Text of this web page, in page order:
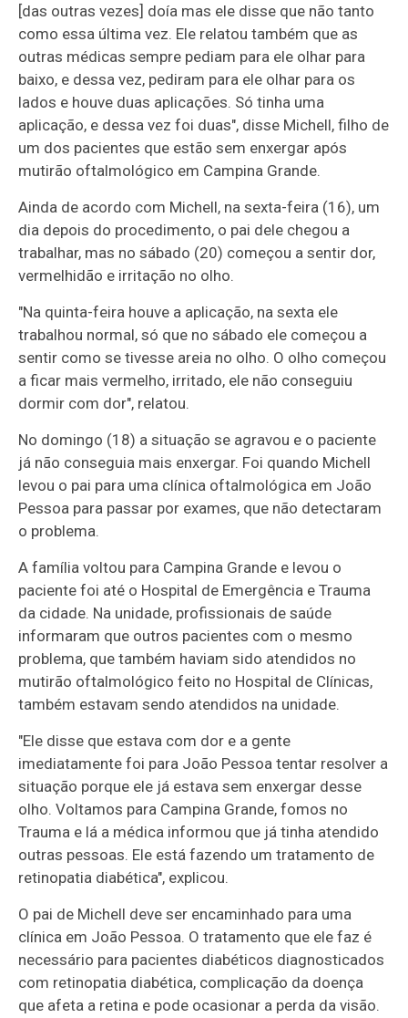
[das outras vezes] doía mas ele disse que não tanto
como essa última vez. Ele relatou também que as
outras médicas sempre pediam para ele olhar para
baixo, e dessa vez, pediram para ele olhar para os
lados e houve duas aplicações. Só tinha uma
aplicação, e dessa vez foi duas", disse Michell, filho de
um dos pacientes que estão sem enxergar após
mutirão oftalmológico em Campina Grande.
Ainda de acordo com Michell, na sexta-feira (16), um
dia depois do procedimento, o pai dele chegou a
trabalhar, mas no sábado (20) começou a sentir dor,
vermelhidão e irritação no olho.
"Na quinta-feira houve a aplicação, na sexta ele
trabalhou normal, só que no sábado ele começou a
sentir como se tivesse areia no olho. O olho começou
a ficar mais vermelho, irritado, ele não conseguiu
dormir com dor", relatou.
No domingo (18) a situação se agravou e o paciente
já não conseguia mais enxergar. Foi quando Michell
levou o pai para uma clínica oftalmológica em João
Pessoa para passar por exames, que não detectaram
o problema.
A família voltou para Campina Grande e levou o
paciente foi até o Hospital de Emergência e Trauma
da cidade. Na unidade, profissionais de saúde
informaram que outros pacientes com o mesmo
problema, que também haviam sido atendidos no
mutirão oftalmológico feito no Hospital de Clínicas,
também estavam sendo atendidos na unidade.
"Ele disse que estava com dor e a gente
imediatamente foi para João Pessoa tentar resolver a
situação porque ele já estava sem enxergar desse
olho. Voltamos para Campina Grande, fomos no
Trauma e lá a médica informou que já tinha atendido
outras pessoas. Ele está fazendo um tratamento de
retinopatia diabética", explicou.
O pai de Michell deve ser encaminhado para uma
clínica em João Pessoa. O tratamento que ele faz é
necessário para pacientes diabéticos diagnosticados
com retinopatia diabética, complicação da doença
que afeta a retina e pode ocasionar a perda da visão.